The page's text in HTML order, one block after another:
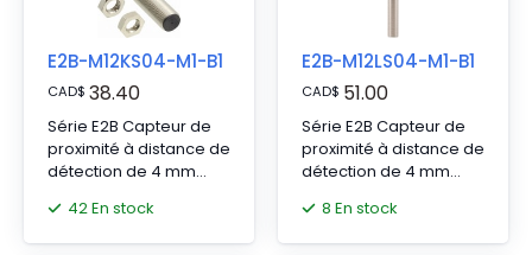
E2B-M12KS04-M1-B1
CAD$ 38.40
Série E2B Capteur de
proximité à distance de
détection de 4 mm
4 broches
42 En stock
E2B-M12LS04-M1-B1
CAD$ 51.00
Série E2B Capteur de
proximité à distance de
détection de 4 mm
4 broches
8 En stock